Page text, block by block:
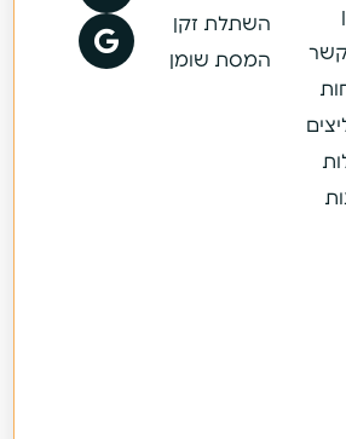
קשר
השתלת זקן
המסת שומן